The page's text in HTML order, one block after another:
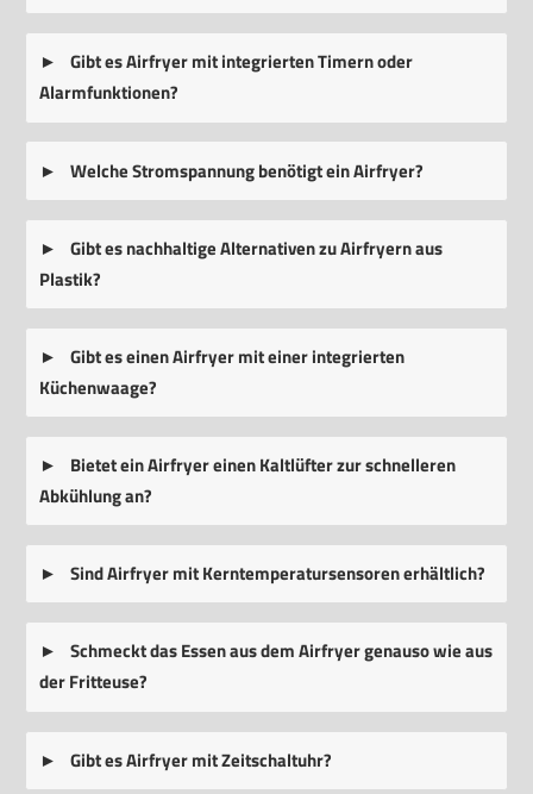
Gibt es Airfryer mit integrierten Timern oder
Alarmfunktionen?
Welche Stromspannung benötigt ein Airfryer?
Gibt es nachhaltige Alternativen zu Airfryern aus
Plastik?
Gibt es einen Airfryer mit einer integrierten
Küchenwaage?
Bietet ein Airfryer einen Kaltlüfter zur schnelleren
Abkühlung an?
Sind Airfryer mit Kerntemperatursensoren erhältlich?
Schmeckt das Essen aus dem Airfryer genauso wie aus
der Fritteuse?
Gibt es Airfryer mit Zeitschaltuhr?